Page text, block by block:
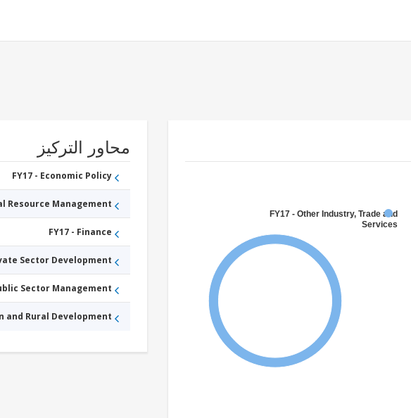
FY17 - Other Industry, Trade and
Services
محاور التركيز
FY17 - Economic Policy
Resource Management
FY17 - Finance
Sector Development
Sector Management
and Rural Development